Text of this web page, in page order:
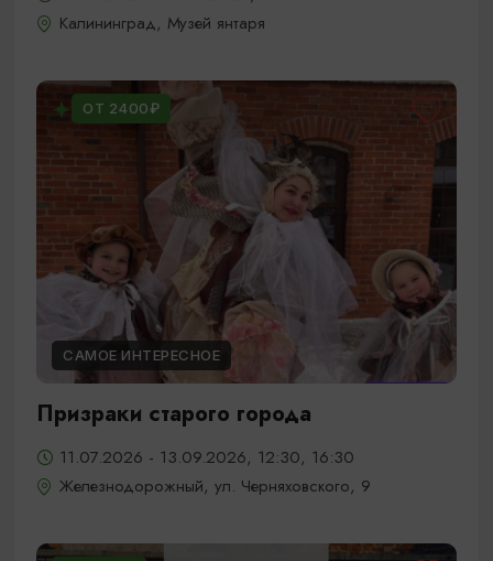
Калининград, Музей янтаря
ОТ 2400₽
САМОЕ ИНТЕРЕСНОЕ
Призраки старого города
11.07.2026 - 13.09.2026, 12:30, 16:30
Железнодорожный, ул. Черняховского, 9